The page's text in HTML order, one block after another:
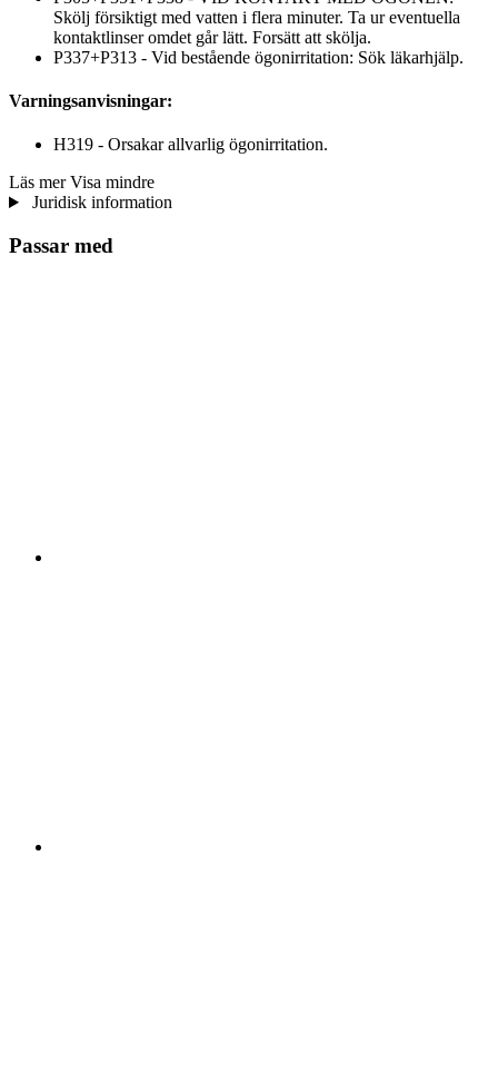
Skölj försiktigt med vatten i flera minuter. Ta ur eventuella
kontaktlinser omdet går lätt. Forsätt att skölja.
P337+P313 - Vid bestående ögonirritation: Sök läkarhjälp.
Varningsanvisningar:
H319 - Orsakar allvarlig ögonirritation.
Läs mer Visa mindre
Juridisk information
Passar med